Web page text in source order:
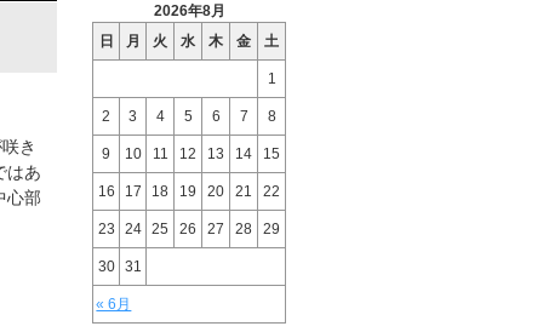
き
あ
部
2026年8月
日
月 火 水 木 金 土
« 6月
1
2 3 4 5 6 7 8
9 10 11 12 13 14 15
16 17 18 19 20 21 22
23 24 25 26 27 28 29
30 31